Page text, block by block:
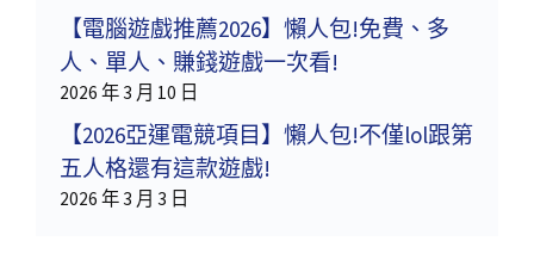
【電腦遊戲推薦2026】懶人包!免費、多
人、單人、賺錢遊戲一次看!
2026 年 3 月 10 日
【2026亞運電競項目】懶人包!不僅lol跟第
五人格還有這款遊戲!
2026 年 3 月 3 日